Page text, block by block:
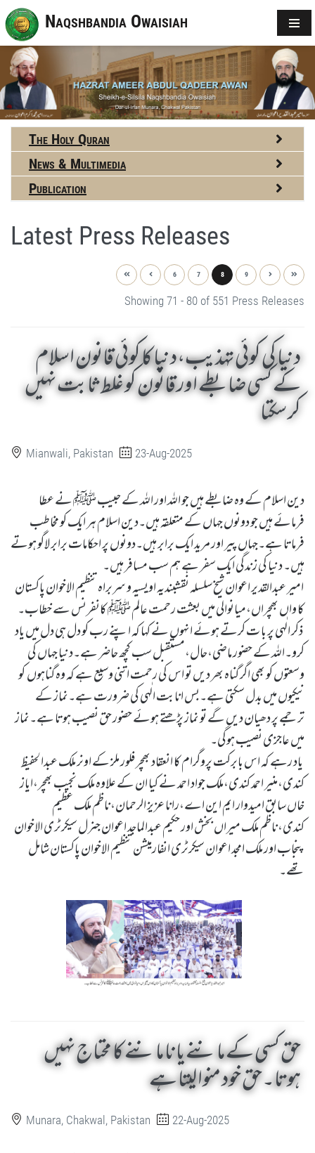
Naqshbandia Owaisiah
The Holy Quran
News & Multimedia
Publication
Latest Press Releases
6 7 8 9
Showing 71 - 80 of 551 Press Releases
دنیا کی کوئی تہذیب،دنیا کا کوئی قانون اسلام
کے کسی ضابطے اور قانون کو غلط ثابت نہیں
کر سکتا
Mianwali, Pakistan 23-Aug-2025
دین اسلام کے وہ ضابطے ہیں جو اللہ اور اللہ کے حبیب ﷺ نے عطا
فرمائے ہیں جو دونوں جہاں کے متعلقہ ہیں۔دین اسلام ہر ایک کو مخاطب
فرماتا ہے۔جہاں پیر اور مرید ایک برابر ہیں۔دونوں پر احکامات برابر لاگو ہوتے
ہیں۔ دنیا کی زندگی ایک سفر ہے ہم سب مسافر ہیں۔
امیر عبدالقدیر اعوان شیخ سلسلہ نقشبندیہ اویسیہ و سربراہ تنظیم الاخوان پاکستان
کا واں بھچراں،میانوالی میں بعثت رحمت عالم ﷺ کانفرنس سے خطاب۔
ذکر الٰہی پر با ت کرتے ہوئے انہوں نے کہا کہ اپنے رب کو دل ہی دل میں یاد
کرو۔اللہ کے حضور ماضی،حال،مستقبل سب کچھ حاضر ہے۔دنیا جہاں کی
وسعتوں کو بھی اگر گناہ بھر دیں تو اس کی رحمت اتنی وسیع ہے کہ وہ گناہوں کو
نیکیوں میں بدل سکتی ہے۔بس انابت الٰہی کی ضرورت ہے۔نماز کے
ترجمے پر دھیان دیں گے تو نماز پڑھتے ہوئے حضور حق نصیب ہوتا ہے۔نماز
میں عاجزی نصیب ہوگی۔
یاد رہے کہ اس بابرکت پروگرام کا انعقاد بھچر فلور ملز کے اونر ملک عبدالحفیظ
کندی،منیر احمد کندی،ملک جواد احمد نے کیا ان کے علاوہ ملک نجیب بھچر،ایاز
خاں سابق امیدوار ایم این اے،رانا عزیز الرحمان،ناظم ملک عظیم
کندی،ناظم ملک میراں بخش اور حکیم عبدالماجد اعوان جنرل سیکرٹری الاخوان
پنجاب اور ملک امجد اعوان سیکرٹری انفارمیشن تنظیم الاخوان پاکستان شامل
تھے۔
حق کسی کے ماننے یا نا ماننے کا محتاج نہیں
ہوتا۔حق خود منوا لیتا ہے
Munara, Chakwal, Pakistan 22-Aug-2025